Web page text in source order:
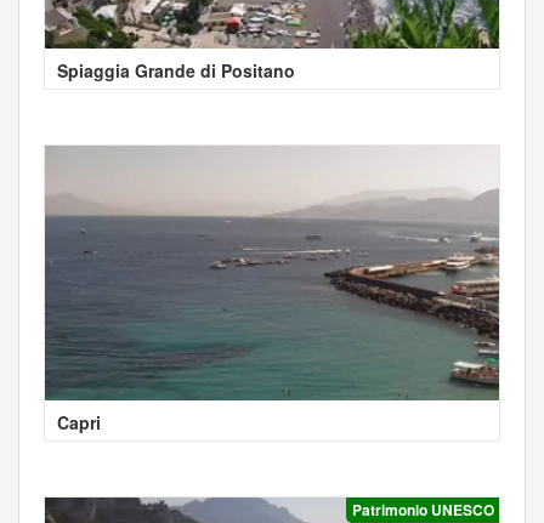
Spiaggia Grande di Positano
Capri
Patrimonio UNESCO